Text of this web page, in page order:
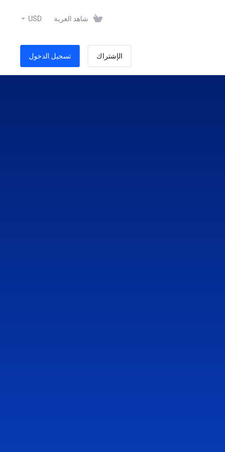
شاهد العربة USD
الإشتراك تسجيل الدخول